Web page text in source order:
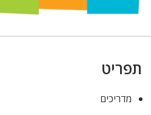
תפריט
מדריכים